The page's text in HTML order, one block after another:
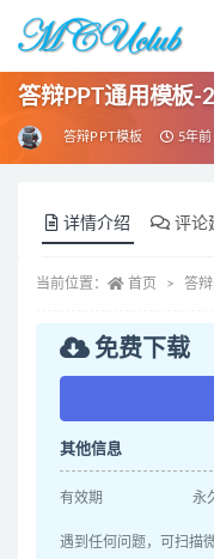
答辩PPT通用模板-
答辩PPT模板 5年前
详情介绍 评论
当前位置： 首页 答辩
免费下载
其他信息
有效期 永
遇到任何问题，可扫描